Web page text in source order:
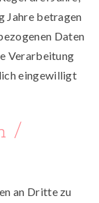
Jahre betragen
Daten
Verarbeitung
eingewilligt
/
an Dritte zu